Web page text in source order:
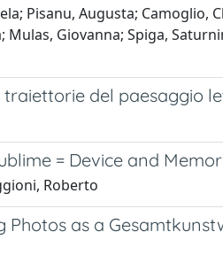
Pisanu, Augusta;
Mulas, Giovanna; Spiga,
del paesaggio
= Device and
Roberto
Photos as a